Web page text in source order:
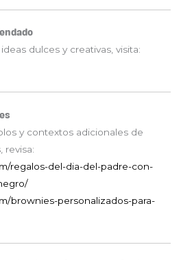
dulces y creativas, visita:
y contextos adicionales de
revisa:
regalos-del-dia-del-padre-con-
brownies-personalizados-para-